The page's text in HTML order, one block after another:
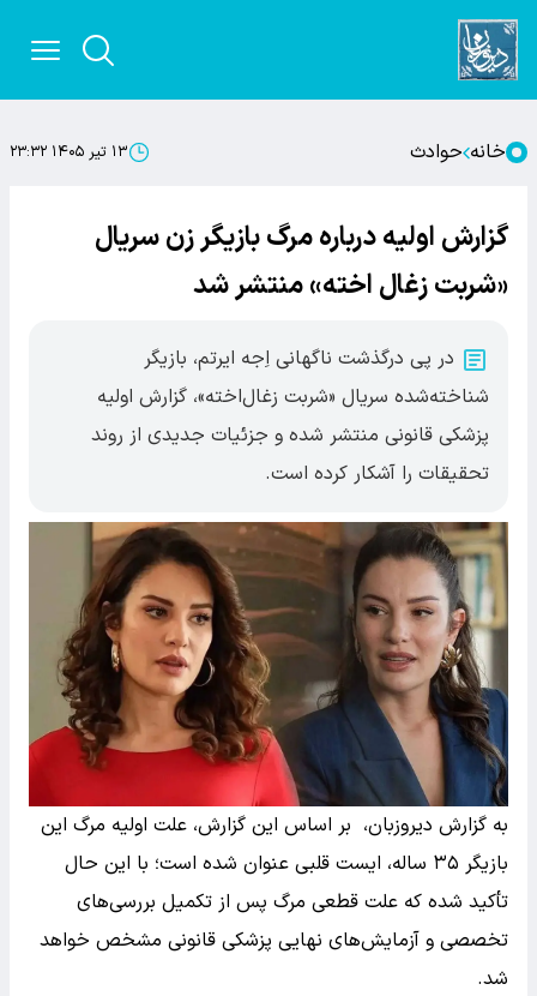
خانه حوادث ۱۳ تیر ۱۴۰۵ ۲۳:۳۲
گزارش اولیه درباره مرگ بازیگر زن سریال
«شربت زغال اخته» منتشر شد
در پی درگذشت ناگهانی اِجه ایرتم، بازیگر
شناخته‌شده سریال «شربت زغال‌اخته»، گزارش اولیه
پزشکی قانونی منتشر شده و جزئیات جدیدی از روند
تحقیقات را آشکار کرده است.
به گزارش دیروزبان، بر اساس این گزارش، علت اولیه مرگ این
بازیگر ۳۵ ساله، ایست قلبی عنوان شده است؛ با این حال
تأکید شده که علت قطعی مرگ پس از تکمیل بررسی‌های
تخصصی و آزمایش‌های نهایی پزشکی قانونی مشخص خواهد
شد.